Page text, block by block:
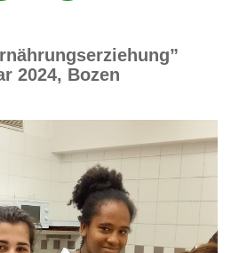
2024, Bozen